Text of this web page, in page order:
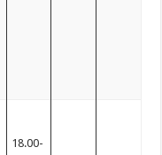
18.00-